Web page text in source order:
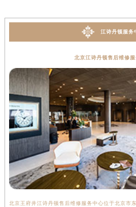
江诗丹顿服务
北京江诗丹顿售后维修
北京王府井江诗丹顿售后维修服务中心位于北京市